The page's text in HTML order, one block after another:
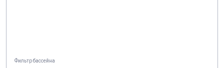
Фильтр бассейна